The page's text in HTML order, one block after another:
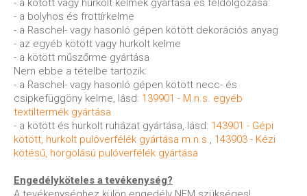
ENGEDÉLYKÖTELES
KAPCSOLAT
IRODÁK
- a kötött vagy hurkolt kelmék gyártása és feldolgozása:
- a bolyhos és frottírkelme
- a Raschel- vagy hasonló gépen kötött dekorációs anyag
- az egyéb kötött vagy hurkolt kelme
- a kötött műszőrme gyártása
Nem ebbe a tételbe tartozik:
- a Raschel- vagy hasonló gépen kötött necc- és
csipkefüggöny kelme, lásd: 139901 - M.n.s. egyéb
textiltermék gyártása
- a kötött és hurkolt ruházat gyártása, lásd: 143901 - Gépi
kötött, hurkolt pulóverfélék gyártása m.n.s., 143903 - Kézi
kötésű, horgolású pulóverfélék gyártása
Engedélyköteles a tevékenység?